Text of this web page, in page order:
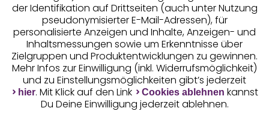
Geprüfte Sicherheit
Unsere Apps
der Identifikation auf Drittseiten (auch unter Nutzung
pseudonymisierter E-Mail-Adressen), für
personalisierte Anzeigen und Inhalte, Anzeigen- und
Inhaltsmessungen sowie um Erkenntnisse über
Zielgruppen und Produktentwicklungen zu gewinnen.
Mehr Infos zur Einwilligung (inkl. Widerrufsmöglichkeit)
und zu Einstellungsmöglichkeiten gibt’s jederzeit
hier. Mit Klick auf den Link Cookies ablehnen kannst
Du Deine Einwilligung jederzeit ablehnen.